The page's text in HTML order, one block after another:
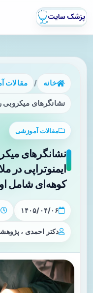
خانه / مقالات
نشانگرهای میکروبی
مقالات آموزشی
نشانگرهای
ایمنوتراپی در
کوهه‌ای شامل
۱۴۰۵/۰۴/۰۶
دکتر احمدی ،